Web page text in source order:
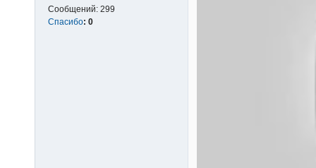
Сообщений: 299
Спасибо: 0